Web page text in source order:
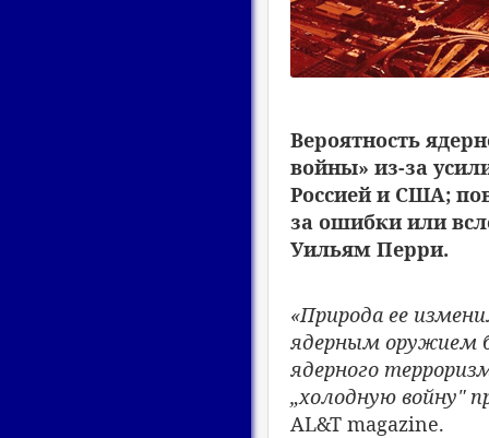
Вероятность
войны» из-за
Россией и США;
за ошибки или
Уильям Перри.
«Природа ее
ядерным оружием
ядерного
„холодную войну"
AL&T magazine.